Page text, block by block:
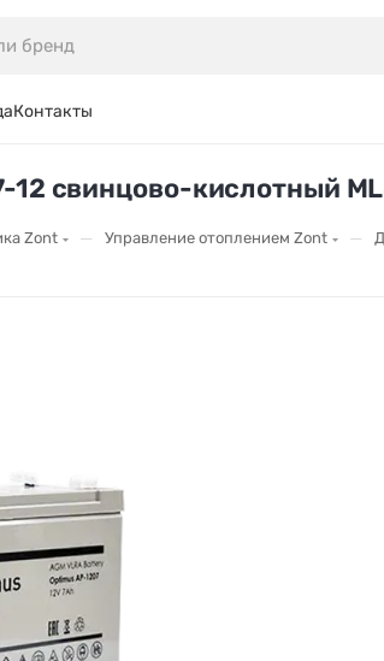
Контакты
12 свинцово-кислотный
Zont — Управление отоплением Zont —